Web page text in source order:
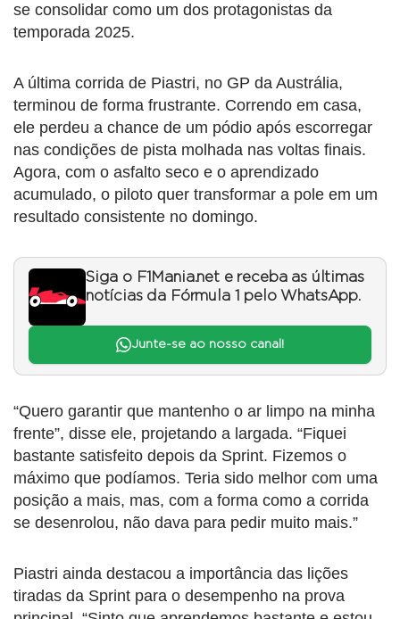
se consolidar como um dos protagonistas da
temporada 2025.
A última corrida de Piastri, no GP da Austrália,
terminou de forma frustrante. Correndo em casa,
ele perdeu a chance de um pódio após escorregar
nas condições de pista molhada nas voltas finais.
Agora, com o asfalto seco e o aprendizado
acumulado, o piloto quer transformar a pole em um
resultado consistente no domingo.
Siga o F1Mania.net e receba as últimas
notícias da Fórmula 1 pelo WhatsApp.
Junte-se ao nosso canal!
“Quero garantir que mantenho o ar limpo na minha
frente”, disse ele, projetando a largada. “Fiquei
bastante satisfeito depois da Sprint. Fizemos o
máximo que podíamos. Teria sido melhor com uma
posição a mais, mas, com a forma como a corrida
se desenrolou, não dava para pedir muito mais.”
Piastri ainda destacou a importância das lições
tiradas da Sprint para o desempenho na prova